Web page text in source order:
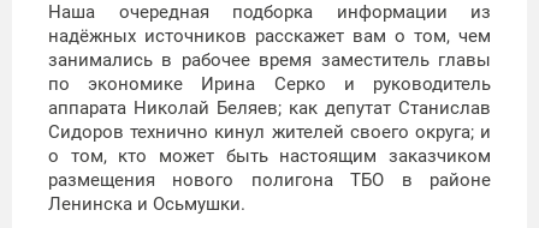
Наша очередная подборка информации из
надёжных источников расскажет вам о том, чем
занимались в рабочее время заместитель главы
по экономике Ирина Серко и руководитель
аппарата Николай Беляев; как депутат Станислав
Сидоров технично кинул жителей своего округа; и
о том, кто может быть настоящим заказчиком
размещения нового полигона ТБО в районе
Ленинска и Осьмушки.